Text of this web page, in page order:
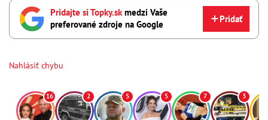
Pridajte si Topky.skmedzi Vaše
preferované zdroje na Google
Pridať
Nahlásiť chybu
16 2 5 5 7 3